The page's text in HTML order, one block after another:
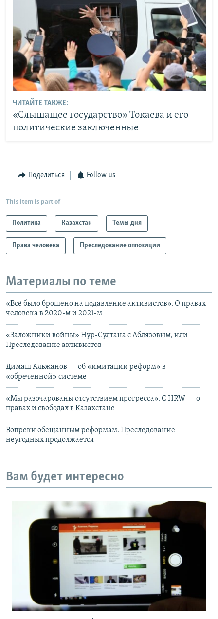
ЧИТАЙТЕ ТАКЖЕ:
«Слышащее государство» Токаева и его
политические заключенные
Поделиться Follow us
This item is part of
Политика Казахстан Темы дня
Права человека Преследование оппозиции
Материалы по теме
«Всё было брошено на подавление активистов». О правах
человека в 2020-м и 2021-м
«Заложники войны» Нур-Султана с Аблязовым, или
Преследование активистов
Димаш Альжанов — об «имитации реформ» в
«обреченной» системе
«Мы разочарованы отсутствием прогресса». С HRW — о
правах и свободах в Казахстане
Вопреки обещанным реформам. Преследование
неугодных продолжается
Вам будет интересно